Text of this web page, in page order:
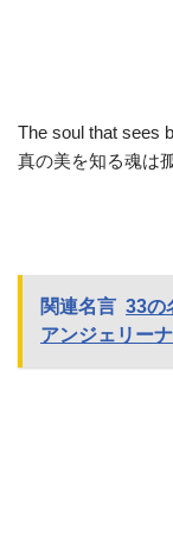
The soul that sees
真の美を知る魂は
関連名言 33の
アンジェリー